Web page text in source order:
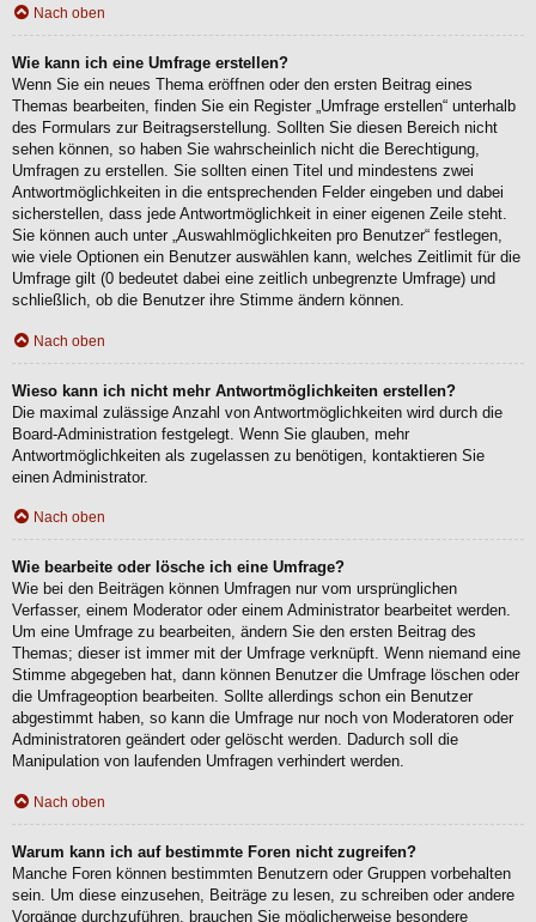
Nach oben
Wie kann ich eine Umfrage erstellen?
Wenn Sie ein neues Thema eröffnen oder den ersten Beitrag eines
Themas bearbeiten, finden Sie ein Register „Umfrage erstellen“ unterhalb
des Formulars zur Beitragserstellung. Sollten Sie diesen Bereich nicht
sehen können, so haben Sie wahrscheinlich nicht die Berechtigung,
Umfragen zu erstellen. Sie sollten einen Titel und mindestens zwei
Antwortmöglichkeiten in die entsprechenden Felder eingeben und dabei
sicherstellen, dass jede Antwortmöglichkeit in einer eigenen Zeile steht.
Sie können auch unter „Auswahlmöglichkeiten pro Benutzer“ festlegen,
wie viele Optionen ein Benutzer auswählen kann, welches Zeitlimit für die
Umfrage gilt (0 bedeutet dabei eine zeitlich unbegrenzte Umfrage) und
schließlich, ob die Benutzer ihre Stimme ändern können.
Nach oben
Wieso kann ich nicht mehr Antwortmöglichkeiten erstellen?
Die maximal zulässige Anzahl von Antwortmöglichkeiten wird durch die
Board-Administration festgelegt. Wenn Sie glauben, mehr
Antwortmöglichkeiten als zugelassen zu benötigen, kontaktieren Sie
einen Administrator.
Nach oben
Wie bearbeite oder lösche ich eine Umfrage?
Wie bei den Beiträgen können Umfragen nur vom ursprünglichen
Verfasser, einem Moderator oder einem Administrator bearbeitet werden.
Um eine Umfrage zu bearbeiten, ändern Sie den ersten Beitrag des
Themas; dieser ist immer mit der Umfrage verknüpft. Wenn niemand eine
Stimme abgegeben hat, dann können Benutzer die Umfrage löschen oder
die Umfrageoption bearbeiten. Sollte allerdings schon ein Benutzer
abgestimmt haben, so kann die Umfrage nur noch von Moderatoren oder
Administratoren geändert oder gelöscht werden. Dadurch soll die
Manipulation von laufenden Umfragen verhindert werden.
Nach oben
Warum kann ich auf bestimmte Foren nicht zugreifen?
Manche Foren können bestimmten Benutzern oder Gruppen vorbehalten
sein. Um diese einzusehen, Beiträge zu lesen, zu schreiben oder andere
Vorgänge durchzuführen, brauchen Sie möglicherweise besondere